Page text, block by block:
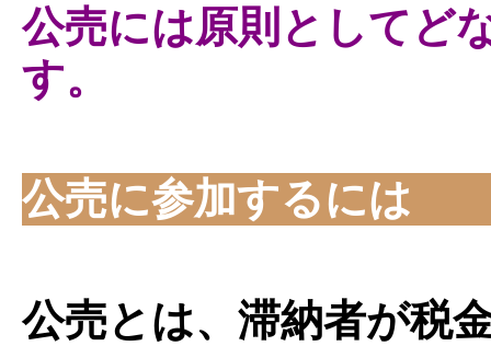
公売には原則としてど
す。
公売に参加するには
公売とは、滞納者が税